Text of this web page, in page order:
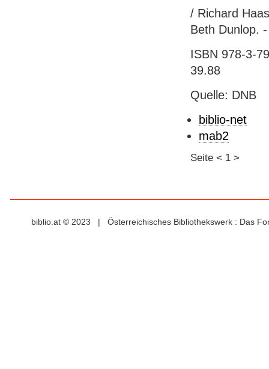
/ Richard
Beth Dunlop.
ISBN 978-3-
39.88
Quelle: DNB
biblio-net
mab2
Seite < 1 >
biblio.at © 2023 | Österreichisches Bibliothekswerk : Das